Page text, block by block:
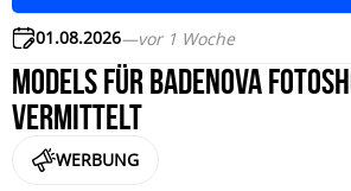
01.08.2026—vor 1 Woche
Models für badenova
vermittelt
WERBUNG